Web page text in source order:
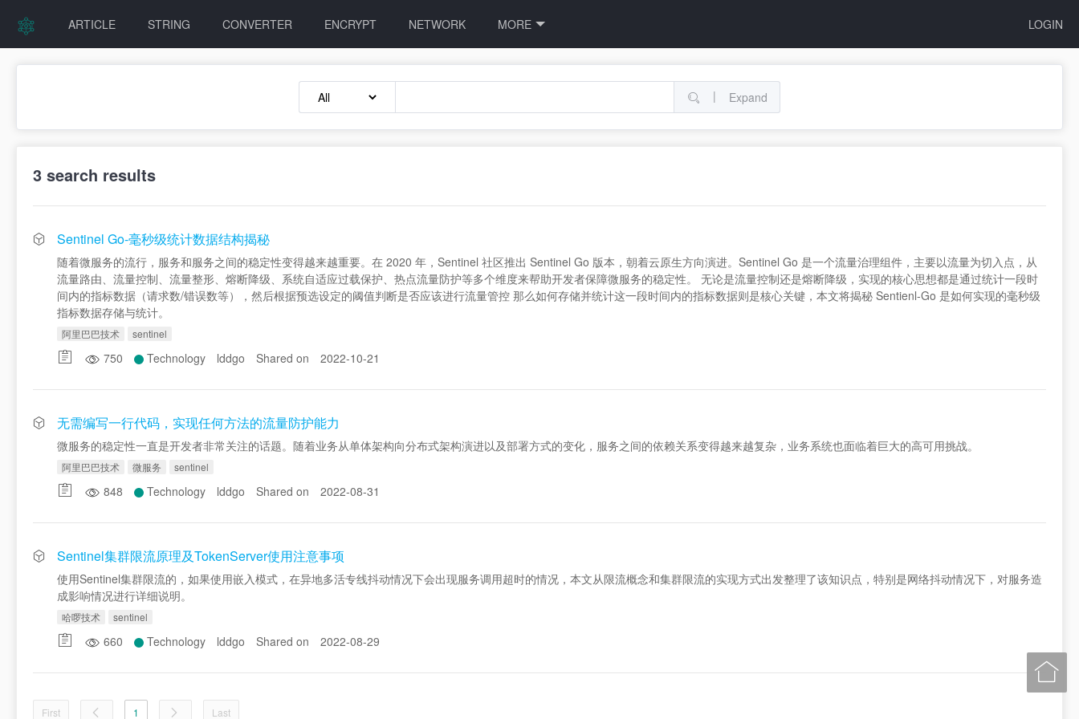
ARTICLE STRING CONVERTER ENCRYPT NETWORK MORE LOGIN
| Expand
3 search results
Sentinel Go-毫秒级统计数据结构揭秘
随着微服务的流行，服务和服务之间的稳定性变得越来越重要。在 2020 年，Sentinel 社区推出 Sentinel Go 版本，朝着云原生方向演进。Sentinel Go 是一个流量治理组件，主要以流量为切入点，从
流量路由、流量控制、流量整形、熔断降级、系统自适应过载保护、热点流量防护等多个维度来帮助开发者保障微服务的稳定性。 无论是流量控制还是熔断降级，实现的核心思想都是通过统计一段时
间内的指标数据（请求数/错误数等），然后根据预选设定的阈值判断是否应该进行流量管控 那么如何存储并统计这一段时间内的指标数据则是核心关键，本文将揭秘 Sentienl-Go 是如何实现的毫秒级
指标数据存储与统计。
阿里巴巴技术 sentinel
750 Technology lddgo Shared on 2022-10-21
无需编写一行代码，实现任何方法的流量防护能力
微服务的稳定性一直是开发者非常关注的话题。随着业务从单体架构向分布式架构演进以及部署方式的变化，服务之间的依赖关系变得越来越复杂，业务系统也面临着巨大的高可用挑战。
阿里巴巴技术 微服务 sentinel
848 Technology lddgo Shared on 2022-08-31
Sentinel集群限流原理及TokenServer使用注意事项
使用Sentinel集群限流的，如果使用嵌入模式，在异地多活专线抖动情况下会出现服务调用超时的情况，本文从限流概念和集群限流的实现方式出发整理了该知识点，特别是网络抖动情况下，对服务造
成影响情况进行详细说明。
哈啰技术 sentinel
660 Technology lddgo Shared on 2022-08-29
First 1 Last
